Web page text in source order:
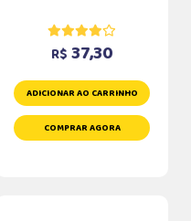
R$ 37,30
ADICIONAR AO CARRINHO
COMPRAR AGORA